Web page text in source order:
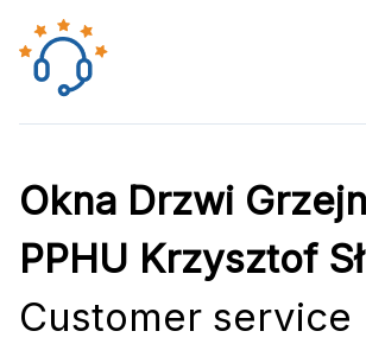
Okna Drzwi
PPHU Krzysztof
Customer service